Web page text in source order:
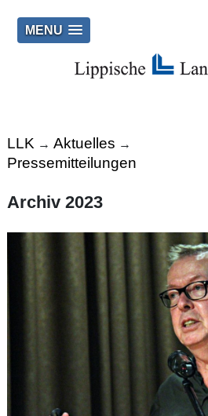
MENU
LLK → Aktuelles →
Pressemitteilungen
Archiv 2023